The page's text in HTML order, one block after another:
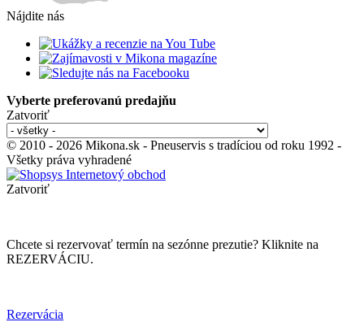
Nájdite nás
Vyberte preferovanú predajňu
Zatvoriť
© 2010 - 2026 Mikona.sk - Pneuservis s tradíciou od roku 1992 -
Všetky práva vyhradené
Zatvoriť
Chcete si rezervovať termín na sezónne prezutie? Kliknite na
REZERVÁCIU.
Rezervácia